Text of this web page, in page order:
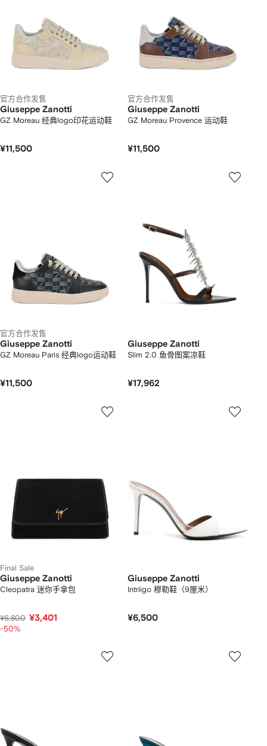
官方合作发售
Giuseppe Zanotti
GZ Moreau 经典logo印花运动鞋
¥11,500
官方合作发售
Giuseppe Zanotti
GZ Moreau Provence 运动鞋
¥11,500
官方合作发售
Giuseppe Zanotti
GZ Moreau Paris 经典logo运动鞋
¥11,500
Giuseppe Zanotti
Slim 2.0 鱼骨图案凉鞋
¥17,962
Final Sale
Giuseppe Zanotti
Cleopatra 迷你手拿包
¥6,800 ¥3,401
-50%
Giuseppe Zanotti
Intriigo 穆勒鞋（9厘米）
¥6,500